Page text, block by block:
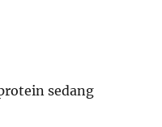
sedang